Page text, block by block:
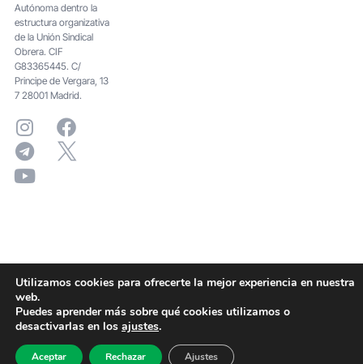
Autónoma dentro la
estructura organizativa
de la Unión Sindical
Obrera. CIF
G83365445. C/
Principe de Vergara, 13
7 28001 Madrid.
Utilizamos cookies para ofrecerte la mejor experiencia en nuestra
web.
Puedes aprender más sobre qué cookies utilizamos o
desactivarlas en los ajustes.
Aceptar Rechazar Ajustes